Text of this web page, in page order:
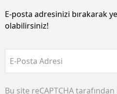
E-posta adresinizi bırakarak
olabilirsiniz!
E-Posta Adresi
Bu site reCAPTCHA